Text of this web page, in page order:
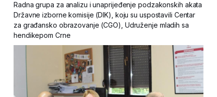
Radna grupa za analizu i unaprijeđenje podzakonskih akata
Državne izborne komisije (DIK), koju su uspostavili Centar
za građansko obrazovanje (CGO), Udruženje mladih sa
hendikepom Crne